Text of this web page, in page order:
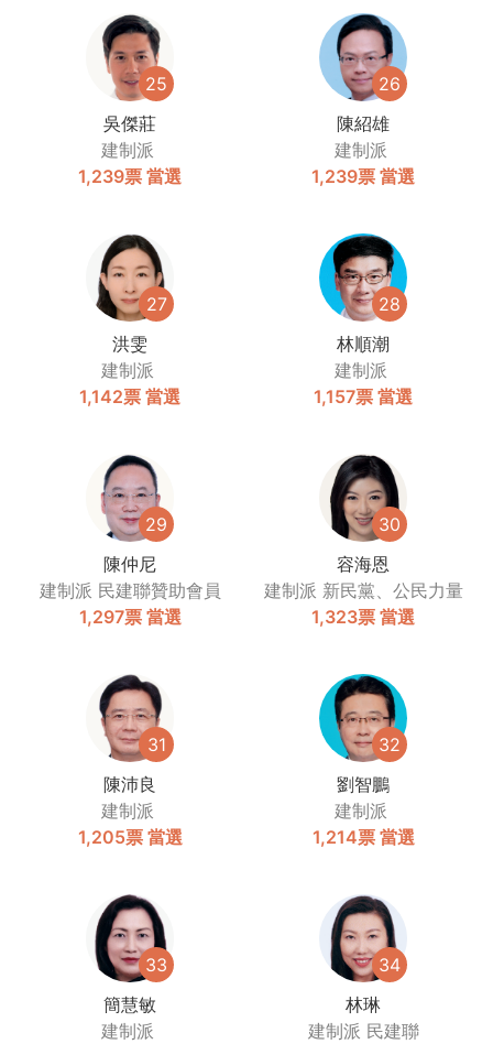
25
吳傑莊
建制派
1,239票 當選
26
陳紹雄
建制派
1,239票 當選
27
洪雯
建制派
1,142票 當選
28
林順潮
建制派
1,157票 當選
29
陳仲尼
建制派 民建聯贊助會員
1,297票 當選
30
容海恩
建制派 新民黨、公民力量
1,323票 當選
31
陳沛良
建制派
1,205票 當選
32
劉智鵬
建制派
1,214票 當選
33
簡慧敏
建制派
34
林琳
建制派 民建聯